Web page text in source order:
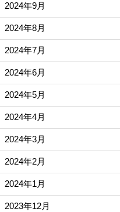
2024年9月
2024年8月
2024年7月
2024年6月
2024年5月
2024年4月
2024年3月
2024年2月
2024年1月
2023年12月